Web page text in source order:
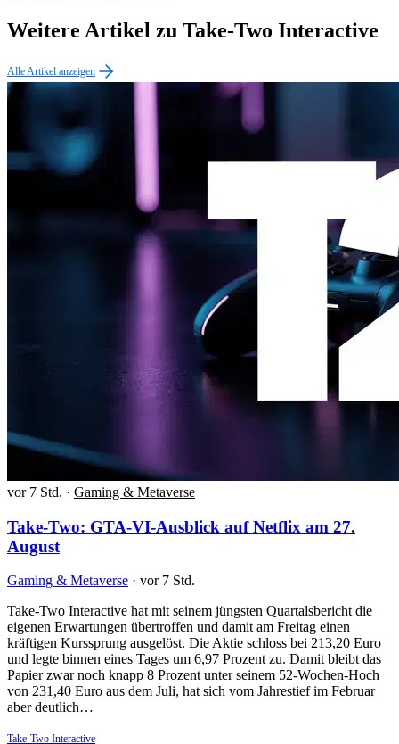
Weitere Artikel zu Take-Two Interactive
Alle Artikel anzeigen
vor 7 Std. · Gaming & Metaverse
Take-Two: GTA-VI-Ausblick auf Netflix am 27.
August
Gaming & Metaverse · vor 7 Std.
Take-Two Interactive hat mit seinem jüngsten Quartalsbericht die
eigenen Erwartungen übertroffen und damit am Freitag einen
kräftigen Kurssprung ausgelöst. Die Aktie schloss bei 213,20 Euro
und legte binnen eines Tages um 6,97 Prozent zu. Damit bleibt das
Papier zwar noch knapp 8 Prozent unter seinem 52-Wochen-Hoch
von 231,40 Euro aus dem Juli, hat sich vom Jahrestief im Februar
aber deutlich…
Take-Two Interactive